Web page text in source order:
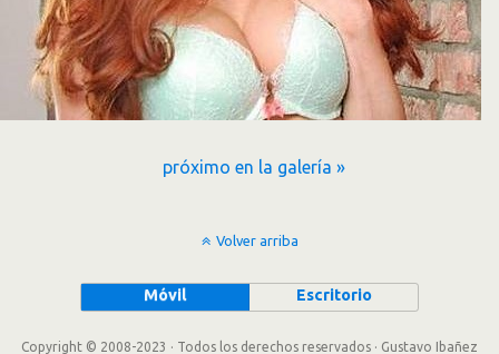
próximo en la galería »
Volver arriba
Móvil Escritorio
Copyright © 2008-2023 · Todos los derechos reservados · Gustavo Ibañez